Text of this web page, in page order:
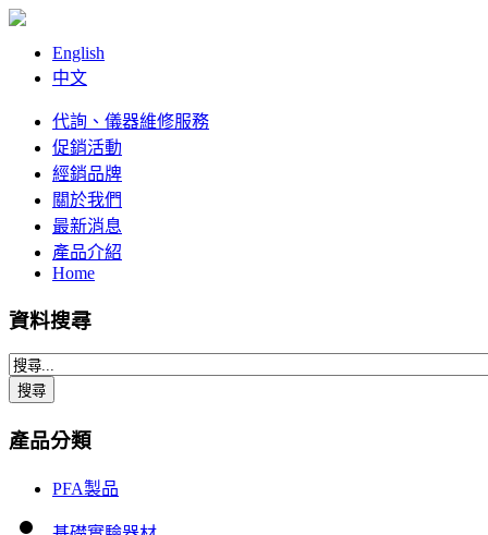
English
中文
代詢、儀器維修服務
促銷活動
經銷品牌
關於我們
最新消息
產品介紹
Home
資料搜尋
產品分類
PFA製品